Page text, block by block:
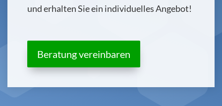
und erhalten Sie ein individuelles Angebot!
Beratung vereinbaren